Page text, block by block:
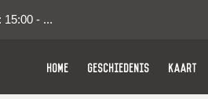
15:00 - ...
HOME GESCHIEDENIS KAART